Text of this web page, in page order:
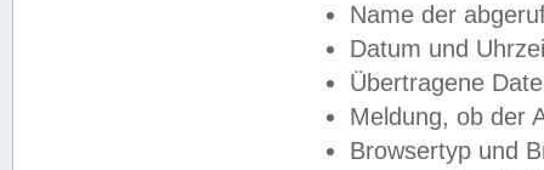
Name der
Datum und
Übertragene
Meldung, ob der
Browsertyp und